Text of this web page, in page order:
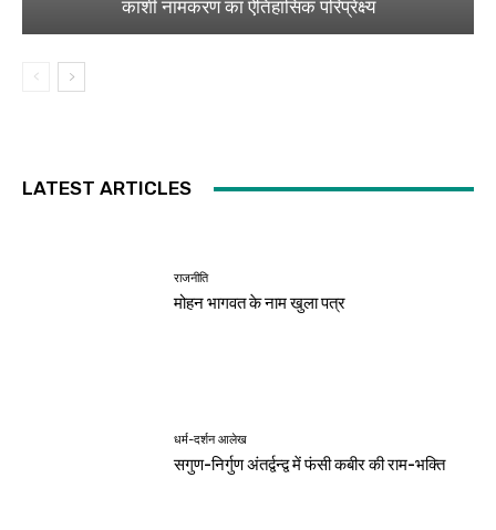
काशी नामकरण का ऐतिहासिक परिप्रेक्ष्य
LATEST ARTICLES
राजनीति
मोहन भागवत के नाम खुला पत्र
धर्म-दर्शन आलेख
सगुण-निर्गुण अंतर्द्वन्द्व में फंसी कबीर की राम-भक्ति